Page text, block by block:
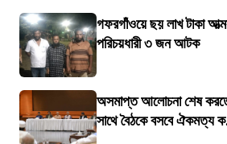
গফরগাঁওয়ে ছয় লাখ টাকা
পরিচয়ধারী ৩ জন আটক
অসমাপ্ত আলোচনা শেষ
সাথে বৈঠকে বসবে ঐকমত্য